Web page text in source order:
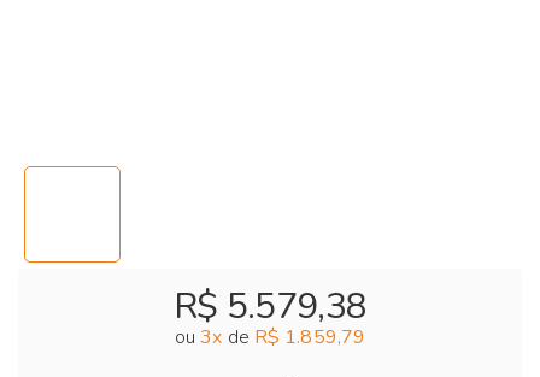
R$ 5.579,38
ou3x de R$ 1.859,79